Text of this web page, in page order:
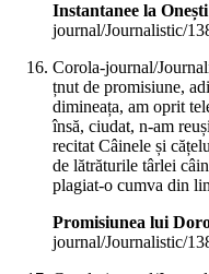
Instantanee la Onești
journal/Journalistic/
Corola-journal/
țnut de promisiune,
dimineața, am oprit
însă, ciudat, n-am
recitat Câinele și
de lătrăturile târlei
plagiat-o cumva din
Promisiunea lui
journal/Journalistic/